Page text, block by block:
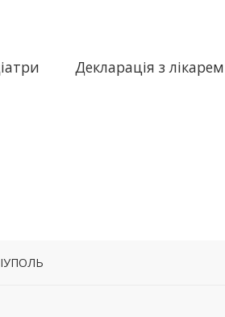
Декларація з лікарем